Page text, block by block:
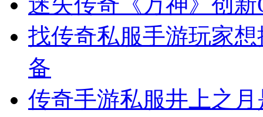
找传奇私服手游玩家
备
传奇手游私服井上之